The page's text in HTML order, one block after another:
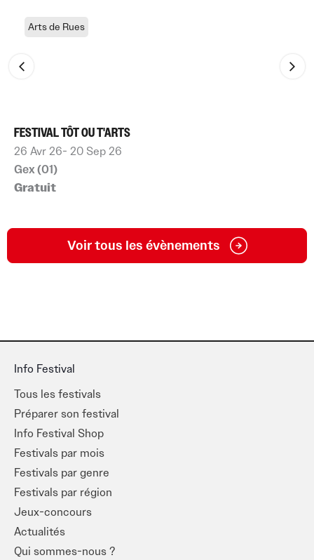
Arts de Rues
FESTIVAL TÔT OU T'ARTS
26 Avr 26- 20 Sep 26
Gex (01)
Gratuit
Voir tous les évènements
Info Festival
Tous les festivals
Préparer son festival
Info Festival Shop
Festivals par mois
Festivals par genre
Festivals par région
Jeux-concours
Actualités
Qui sommes-nous ?